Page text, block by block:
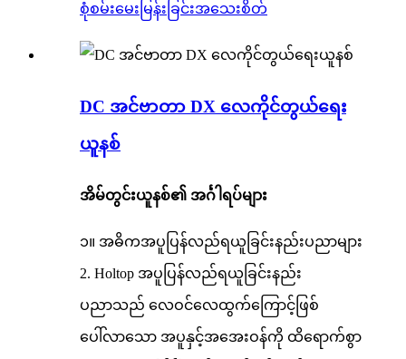
စုံစမ်းမေးမြန်းခြင်းအသေးစိတ်
DC အင်ဗာတာ DX လေကိုင်တွယ်ရေး
ယူနစ်
အိမ်တွင်းယူနစ်၏ အင်္ဂါရပ်များ
၁။ အဓိကအပူပြန်လည်ရယူခြင်းနည်းပညာများ
2. Holtop အပူပြန်လည်ရယူခြင်းနည်း
ပညာသည် လေဝင်လေထွက်ကြောင့်ဖြစ်
ပေါ်လာသော အပူနှင့်အအေးဝန်ကို ထိရောက်စွာ